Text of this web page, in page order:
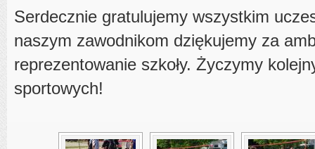
Serdecznie gratulujemy wszystkim
naszym zawodnikom dziękujemy za
reprezentowanie szkoły. Życzymy
sportowych!